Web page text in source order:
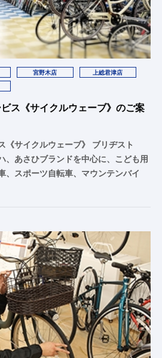
宮野木店 上総君津店
ス《サイクルウェーブ》のご案
《サイクルウェーブ》 ブリヂスト
、あさひブランドを中心に、こども用
、スポーツ自転車、マウンテンバイ